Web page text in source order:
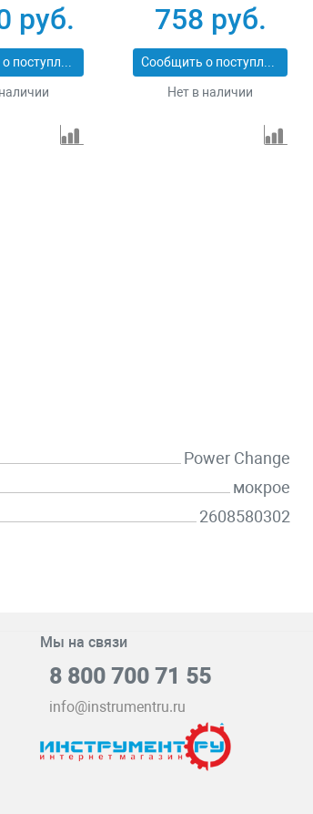
руб.
Сообщить о поступлении
758 руб.
Сообщить о поступлении
Нет в наличии
Power Change
мокрое
2608580302
Мы на связи
8 800 700 71 55
info@instrumentru.ru